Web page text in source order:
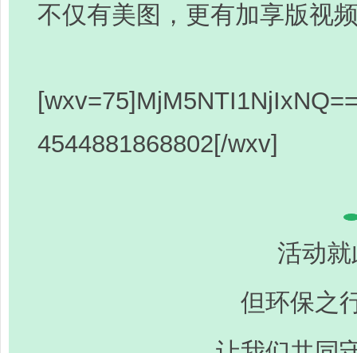
不仅有美图，更有加享版视
4544881868802[/wxv]
活动
但环保之